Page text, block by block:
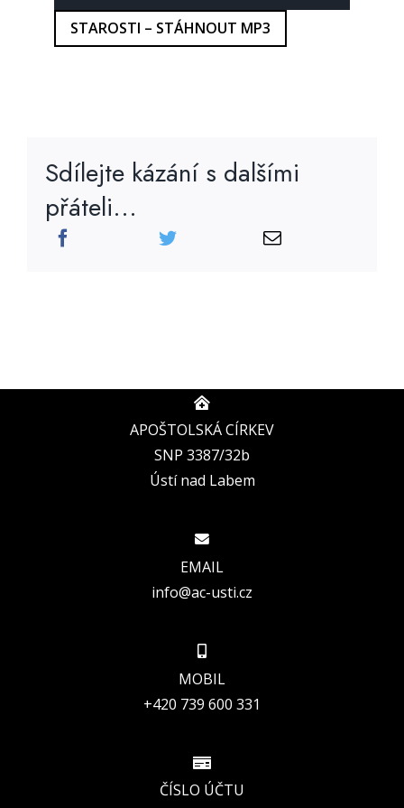
přehrávač
STAROSTI – STÁHNOUT MP3
Sdílejte kázání s dalšími
přáteli...
APOŠTOLSKÁ CÍRKEV
SNP 3387/32b
Ústí nad Labem
EMAIL
info@ac-usti.cz
MOBIL
+420 739 600 331
ČÍSLO ÚČTU